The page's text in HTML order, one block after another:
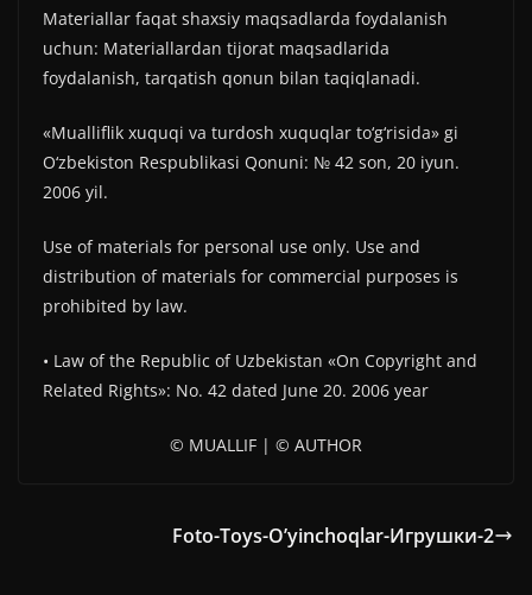
Materiallar faqat shaxsiy maqsadlarda foydalanish
uchun: Materiallardan tijorat maqsadlarida
foydalanish, tarqatish qonun bilan taqiqlanadi.
«Mualliflik xuquqi va turdosh xuquqlar to‘g‘risida» gi
O‘zbekiston Respublikasi Qonuni: № 42 son, 20 iyun.
2006 yil.
Use of materials for personal use only. Use and
distribution of materials for commercial purposes is
prohibited by law.
• Law of the Republic of Uzbekistan «On Copyright and
Related Rights»: No. 42 dated June 20. 2006 year
© MUALLIF | © AUTHOR
Foto-Toys-O’yinchoqlar-Игрушки-2